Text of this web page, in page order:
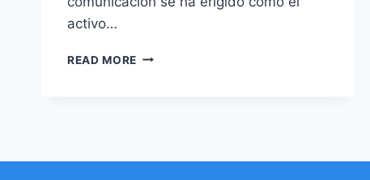
activo…
READ MORE EARABIC